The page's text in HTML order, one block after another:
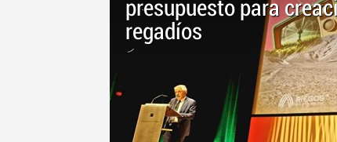
presupuesto para
regadíos